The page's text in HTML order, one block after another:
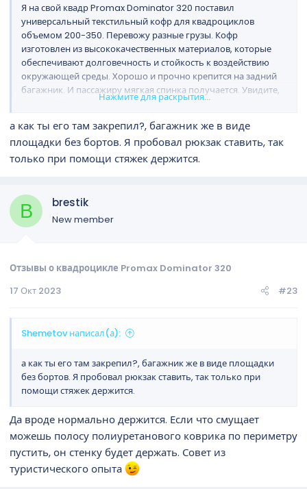
Я на свой квадр Promax Dominator 320 поставил
универсальный текстильный кофр для квадроциклов
объемом 200-350. Перевожу разные грузы. Кофр
изготовлен из высококачественных материалов, которые
обеспечивают долговечность и стойкость к воздействию
окружающей среды. Хорошо и прочно крепится на задний
багажник. И пассажиру мягкая спинка получается. Увидите,
купите. Или закажите наX-MOTORS
Нажмите для раскрытия...
а как ты его там закрепил?, багажник же в виде
площадки без бортов. Я пробовал рюкзак ставить, так
только при помощи стяжек держится.
B brestik
New member
Отзывы о квадроцикле Promax Dominator 320
17 Окт 2023
#23
Shemetov написал(а):
а как ты его там закрепил?, багажник же в виде площадки
без бортов. Я пробовал рюкзак ставить, так только при
помощи стяжек держится.
Да вроде нормально держится. Если что смущает
можешь полосу полиуретанового коврика по периметру
пустить, он стенку будет держать. Совет из
туристического опыта